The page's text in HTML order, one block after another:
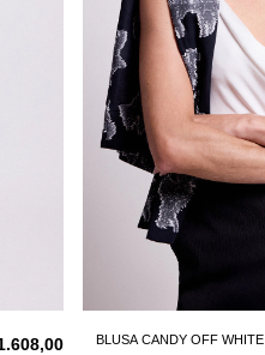
BLUSA CANDY OFF WHITE